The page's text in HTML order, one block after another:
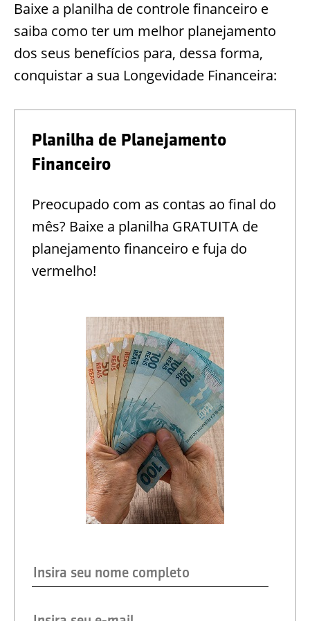
Baixe a planilha de controle financeiro e
saiba como ter um melhor planejamento
dos seus benefícios para, dessa forma,
conquistar a sua Longevidade Financeira:
Planilha de Planejamento
Financeiro
Preocupado com as contas ao final do
mês? Baixe a planilha GRATUITA de
planejamento financeiro e fuja do
vermelho!